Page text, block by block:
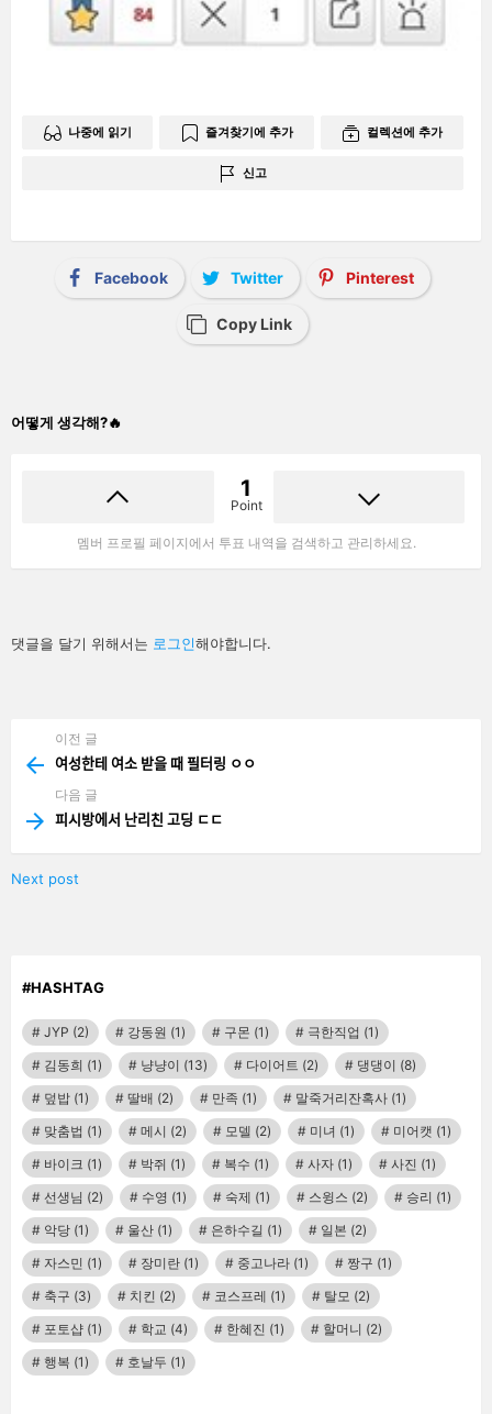
나중에 읽기 즐겨찾기에 추가 컬렉션에 추가
신고
Facebook Twitter Pinterest
Copy Link
어떻게 생각해?🔥
1
Point
멤버 프로필 페이지에서 투표 내역을 검색하고 관리하세요.
답
글
댓글을 달기 위해서는 로그인해야합니다.
more
이전 글
여성한테 여소 받을 때 필터링 ㅇㅇ
다음 글
피시방에서 난리친 고딩 ㄷㄷ
Next post
#HASHTAG
JYP (2) 강동원 (1) 구몬 (1) 극한직업 (1)
김동희 (1) 냥냥이 (13) 다이어트 (2) 댕댕이 (8)
덮밥 (1) 딸배 (2) 만족 (1) 말죽거리잔혹사 (1)
맞춤법 (1) 메시 (2) 모델 (2) 미녀 (1) 미어캣 (1)
바이크 (1) 박쥐 (1) 복수 (1) 사자 (1) 사진 (1)
선생님 (2) 수영 (1) 숙제 (1) 스윙스 (2) 승리 (1)
악당 (1) 울산 (1) 은하수길 (1) 일본 (2)
자스민 (1) 장미란 (1) 중고나라 (1) 짱구 (1)
축구 (3) 치킨 (2) 코스프레 (1) 탈모 (2)
포토샵 (1) 학교 (4) 한혜진 (1) 할머니 (2)
행복 (1) 호날두 (1)